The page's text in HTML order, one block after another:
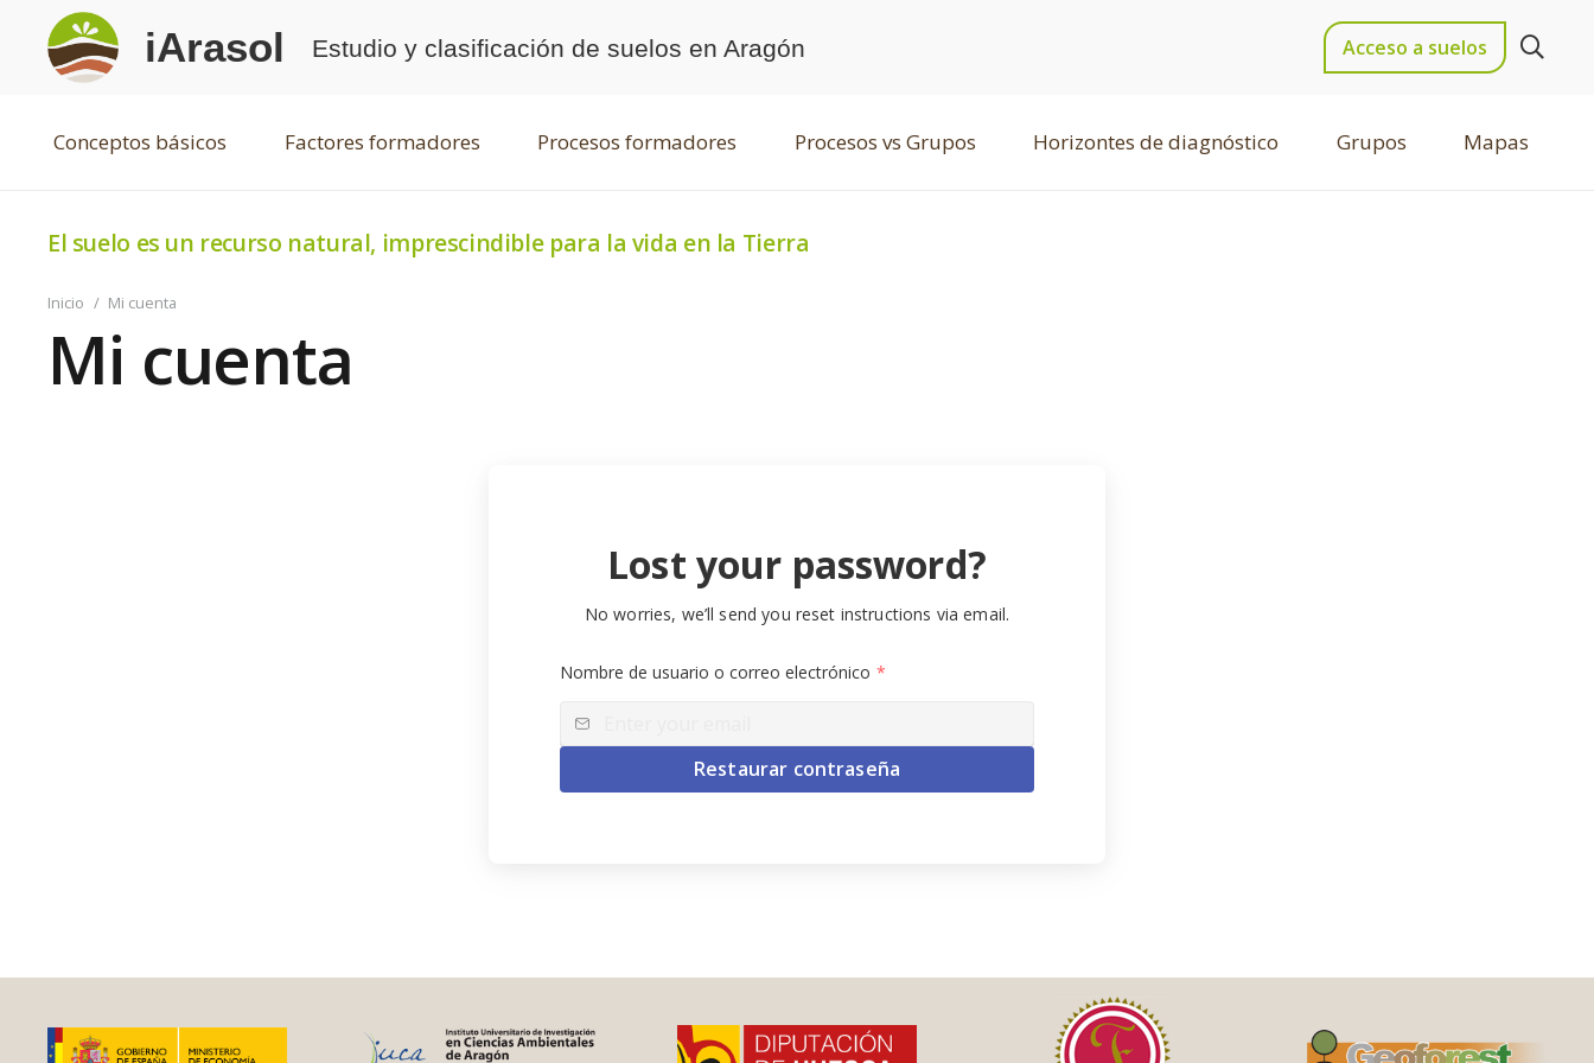
iArasol Estudio y clasificación de suelos en Aragón Acceso a suelos
Conceptos básicos Factores formadores Procesos formadores Procesos vs Grupos Horizontes de diagnóstico Grupos Mapas
El suelo es un recurso natural, imprescindible para la vida en la Tierra
Inicio / Mi cuenta
Mi cuenta
Lost your password?
No worries, we’ll send you reset instructions via email.
Nombre de usuario o correo electrónico *